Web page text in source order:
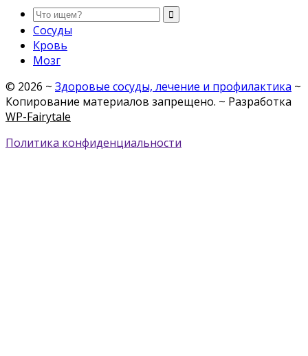
Сосуды
Кровь
Мозг
© 2026 ~ Здоровые сосуды, лечение и профилактика ~
Копирование материалов запрещено. ~ Разработка
WP-Fairytale
Политика конфиденциальности